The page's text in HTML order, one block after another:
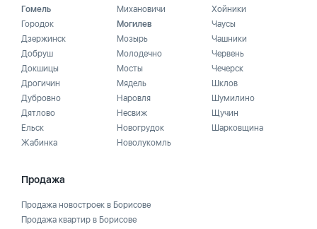
Гомель
Городок
Дзержинск
Добруш
Докшицы
Дрогичин
Дубровно
Дятлово
Ельск
Жабинка
Михановичи
Могилев
Мозырь
Молодечно
Мосты
Мядель
Наровля
Несвиж
Новогрудок
Новолукомль
Хойники
Чаусы
Чашники
Червень
Чечерск
Шклов
Шумилино
Щучин
Шарковщина
Продажа
Продажа новостроек в Борисове
Продажа квартир в Борисове